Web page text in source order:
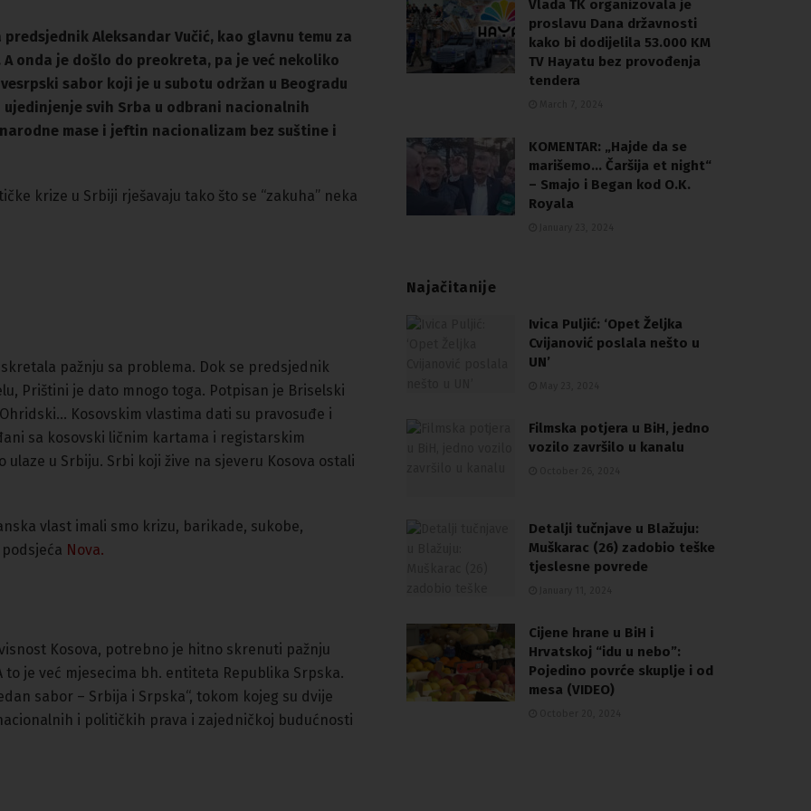
Aleksandar Vučić, kao glavnu temu za
onda je došlo do preokreta, pa je već nekoliko
sabor koji je u subotu održan u Beogradu
svih Srba u odbrani nacionalnih
mase i jeftin nacionalizam bez suštine i
krize u Srbiji rješavaju tako što se “zakuha” neka
pažnju sa problema. Dok se predsjednik
Prištini je dato mnogo toga. Potpisan je Briselski
Kosovskim vlastima dati su pravosuđe i
sa kosovski ličnim kartama i registarskim
u Srbiju. Srbi koji žive na sjeveru Kosova ostali
vlast imali smo krizu, barikade, sukobe,
Nova.
Kosova, potrebno je hitno skrenuti pažnju
je već mjesecima bh. entiteta Republika Srpska.
sabor – Srbija i Srpska“, tokom kojeg su dvije
i političkih prava i zajedničkoj budućnosti
Vlada TK organizovala je
proslavu Dana državnosti
kako bi dodijelila 53.000 KM
TV Hayatu bez provođenja
tendera
KOMENTAR: „Hajde da se
marišemo… Čaršija et night“
– Smajo i Began kod O.K.
Royala
Najačitanije
Ivica Puljić: ‘Opet Željka
Cvijanović poslala nešto u
UN’
Filmska potjera u BiH, jedno
vozilo završilo u kanalu
Detalji tučnjave u Blažuju:
Muškarac (26) zadobio teške
tjeslesne povrede
Cijene hrane u BiH i
Hrvatskoj “idu u nebo”:
Pojedino povrće skuplje i od
mesa (VIDEO)